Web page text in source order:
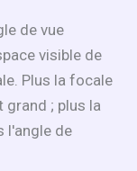
de vue
visible de
Plus la focale
grand ; plus la
l'angle de